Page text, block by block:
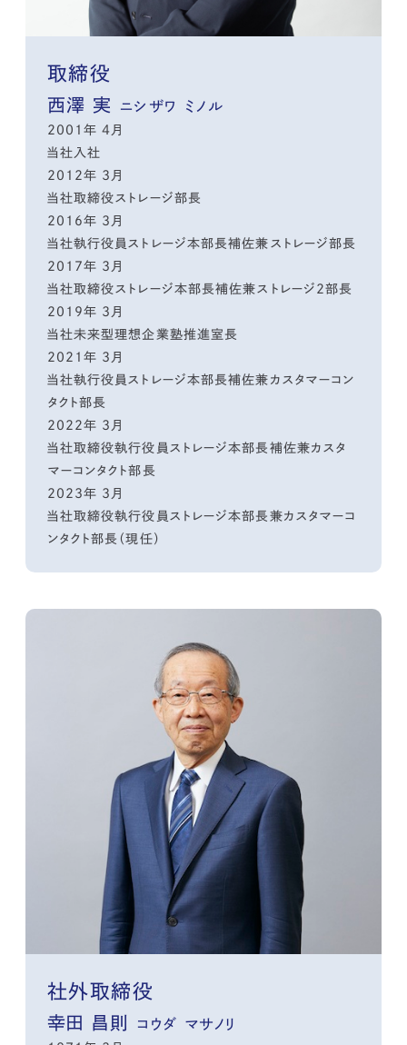
取締役
西澤 実 ニシザワ ミノル
2001年 4月
当社入社
2012年 3月
当社取締役ストレージ部長
2016年 3月
当社執行役員ストレージ本部長補佐兼ストレージ部長
2017年 3月
当社取締役ストレージ本部長補佐兼ストレージ2部長
2019年 3月
当社未来型理想企業塾推進室長
2021年 3月
当社執行役員ストレージ本部長補佐兼カスタマーコン
タクト部長
2022年 3月
当社取締役執行役員ストレージ本部長補佐兼カスタ
マーコンタクト部長
2023年 3月
当社取締役執行役員ストレージ本部長兼カスタマーコ
ンタクト部長（現任）
社外取締役
幸田 昌則 コウダ マサノリ